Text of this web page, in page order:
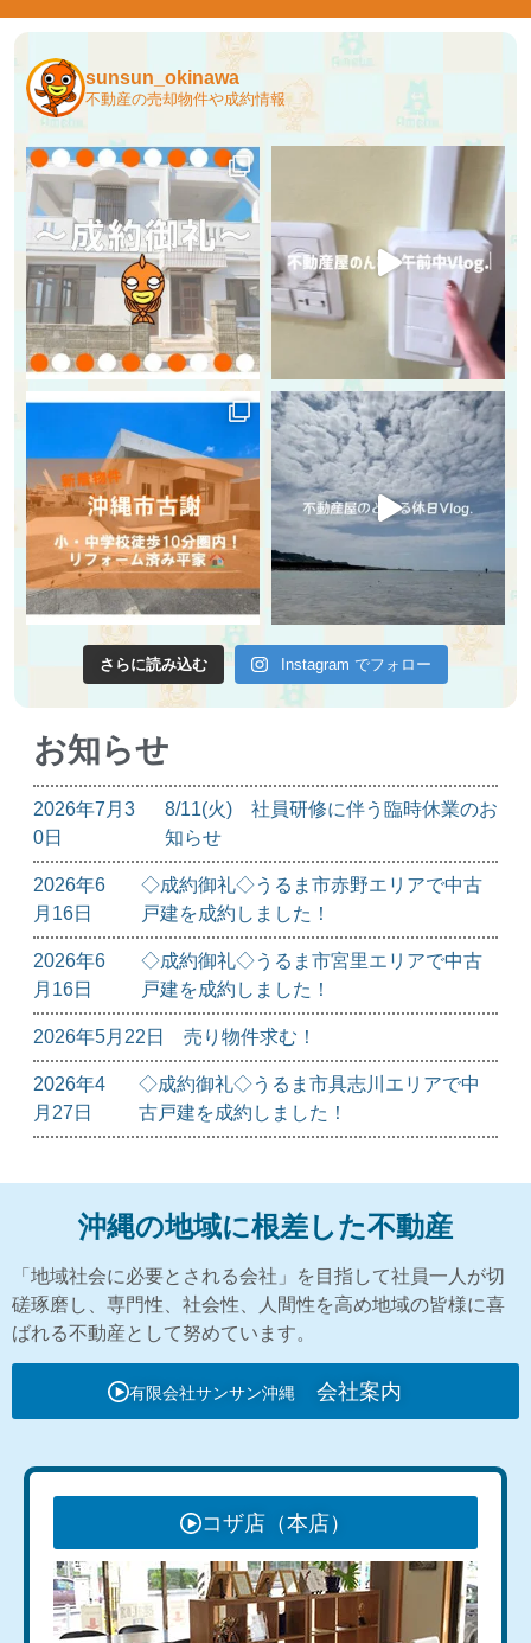
sunsun_okinawa
不動産の売却物件や成約情報
さらに読み込む Instagram でフォロー
お知らせ
2026年7月3
0日
8/11(火) 社員研修に伴う臨時休業のお
知らせ
2026年6
月16日
◇成約御礼◇うるま市赤野エリアで中古
戸建を成約しました！
2026年6
月16日
◇成約御礼◇うるま市宮里エリアで中古
戸建を成約しました！
2026年5月22日 売り物件求む！
2026年4
月27日
◇成約御礼◇うるま市具志川エリアで中
古戸建を成約しました！
沖縄の地域に根差した不動産
「地域社会に必要とされる会社」を目指して社員一人が切
磋琢磨し、専門性、社会性、人間性を高め地域の皆様に喜
ばれる不動産として努めています。
有限会社サンサン沖縄 会社案内
コザ店（本店）